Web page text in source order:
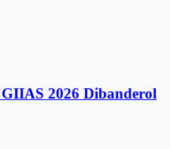
2026 Dibanderol